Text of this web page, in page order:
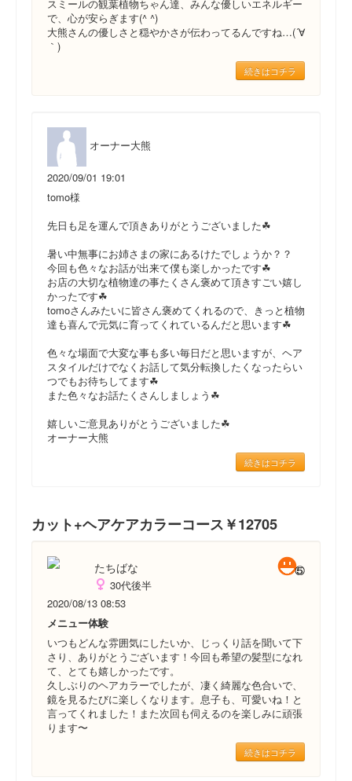
スミールの観葉植物ちゃん達、みんな優しいエネルギー
で、心が安らぎます(^ ^)
大熊さんの優しさと穏やかさが伝わってるんですね…(´∀
｀)
続きはコチラ
オーナー大熊
2020/09/01 19:01
tomo様
先日も足を運んで頂きありがとうございました☘
暑い中無事にお姉さまの家にあるけたでしょうか？？
今回も色々なお話が出来て僕も楽しかったです☘
お店の大切な植物達の事たくさん褒めて頂きすごい嬉し
かったです☘
tomoさんみたいに皆さん褒めてくれるので、きっと植物
達も喜んで元気に育ってくれているんだと思います☘
色々な場面で大変な事も多い毎日だと思いますが、ヘア
スタイルだけでなくお話して気分転換したくなったらい
つでもお待ちしてます☘
また色々なお話たくさんしましょう☘
嬉しいご意見ありがとうございました☘
オーナー大熊
続きはコチラ
カット+ヘアケアカラーコース￥12705
たちばな
30代後半
2020/08/13 08:53
メニュー体験
いつもどんな雰囲気にしたいか、じっくり話を聞いて下
さり、ありがとうございます！今回も希望の髪型になれ
て、とても嬉しかったです。
久しぶりのヘアカラーでしたが、凄く綺麗な色合いで、
鏡を見るたびに楽しくなります。息子も、可愛いね！と
言ってくれました！また次回も伺えるのを楽しみに頑張
ります〜
続きはコチラ